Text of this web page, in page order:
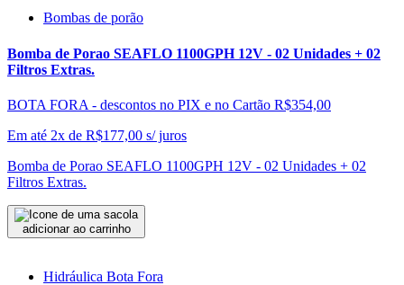
Bombas de porão
Bomba de Porao SEAFLO 1100GPH 12V - 02 Unidades + 02
Filtros Extras.
BOTA FORA - descontos no PIX e no Cartão R$354,00
Em até 2x de R$177,00 s/ juros
Bomba de Porao SEAFLO 1100GPH 12V - 02 Unidades + 02
Filtros Extras.
adicionar ao carrinho
Hidráulica Bota Fora